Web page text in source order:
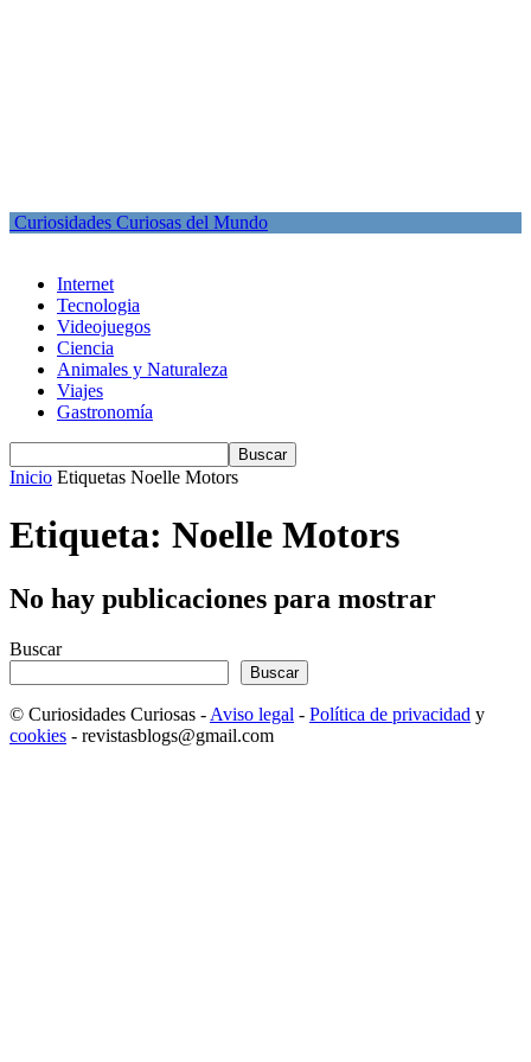
Curiosidades Curiosas del Mundo
Internet
Tecnologia
Videojuegos
Ciencia
Animales y Naturaleza
Viajes
Gastronomía
Inicio Etiquetas Noelle Motors
Etiqueta: Noelle Motors
No hay publicaciones para mostrar
Buscar
Buscar
© Curiosidades Curiosas - Aviso legal - Política de privacidad y
cookies - revistasblogs@gmail.com